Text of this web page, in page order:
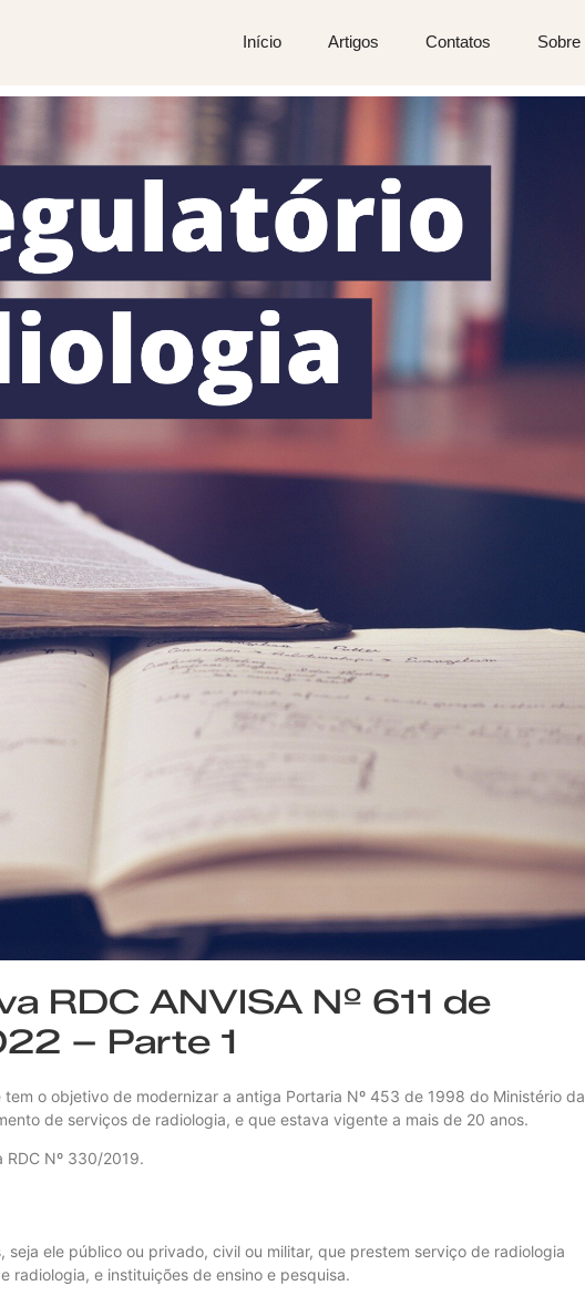
Início Artigos Contatos Sobre
RDC ANVISA Nº 611 de
– Parte 1
o objetivo de modernizar a antiga Portaria Nº 453 de 1998 do Ministério da
de serviços de radiologia, e que estava vigente a mais de 20 anos.
RDC Nº 330/2019.
ele público ou privado, civil ou militar, que prestem serviço de radiologia
radiologia, e instituições de ensino e pesquisa.